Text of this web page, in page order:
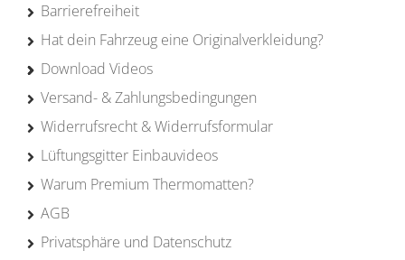
Barrierefreiheit
Hat dein Fahrzeug eine Originalverkleidung?
Download Videos
Versand- & Zahlungsbedingungen
Widerrufsrecht & Widerrufsformular
Lüftungsgitter Einbauvideos
Warum Premium Thermomatten?
AGB
Privatsphäre und Datenschutz